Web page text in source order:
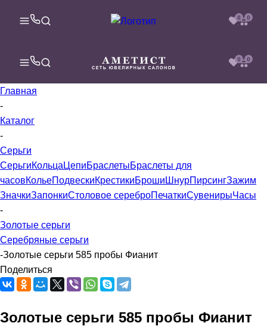
0 0
0 0
Главная
-
Каталог
-
Серьги
СерьгиКольца ЦепиБраслетыБраслеты для
часовКольеПодвескиКрестикиБроши ШнурПирсингЗажим
ЗначкиЗапонкиСтоловое сереброПечаткиСувенирыЧасы
-
Золотые серьги
Серебряные серьги
-Золотые серьги 585 пробы Фианит
Поделиться
Золотые серьги 585 пробы Фианит